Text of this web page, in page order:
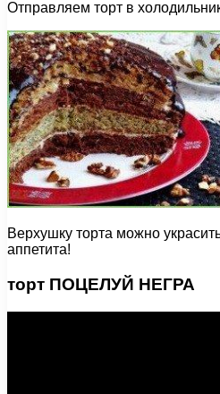
Отправляем торт в
Верхушку торта можно
аппетита!
торт ПОЦЕЛУЙ НЕГРА